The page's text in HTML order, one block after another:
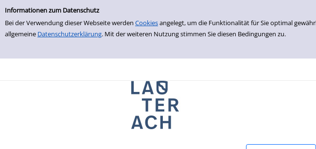
Einfache Suche
Informationen zum Datenschutz
Bei der Verwendung dieser Webseite werden Cookiesangelegt, um die Funktionalität für Sie optimal
allgemeine Datenschutzerklärung. Mit der weiteren Nutzung stimmen Sie diesen Bedingungen zu.
zur Navigation springen
zum Inhalt springen
Zur Detailanzeige springen